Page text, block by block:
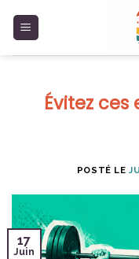
Évitez
POSTÉ LE
17
Juin